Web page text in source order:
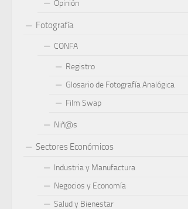
Opinión
Fotografía
CONFA
Registro
Glosario de Fotografía Analógica
Film Swap
Niñ@s
Sectores Económicos
Industria y Manufactura
Negocios y Economía
Salud y Bienestar